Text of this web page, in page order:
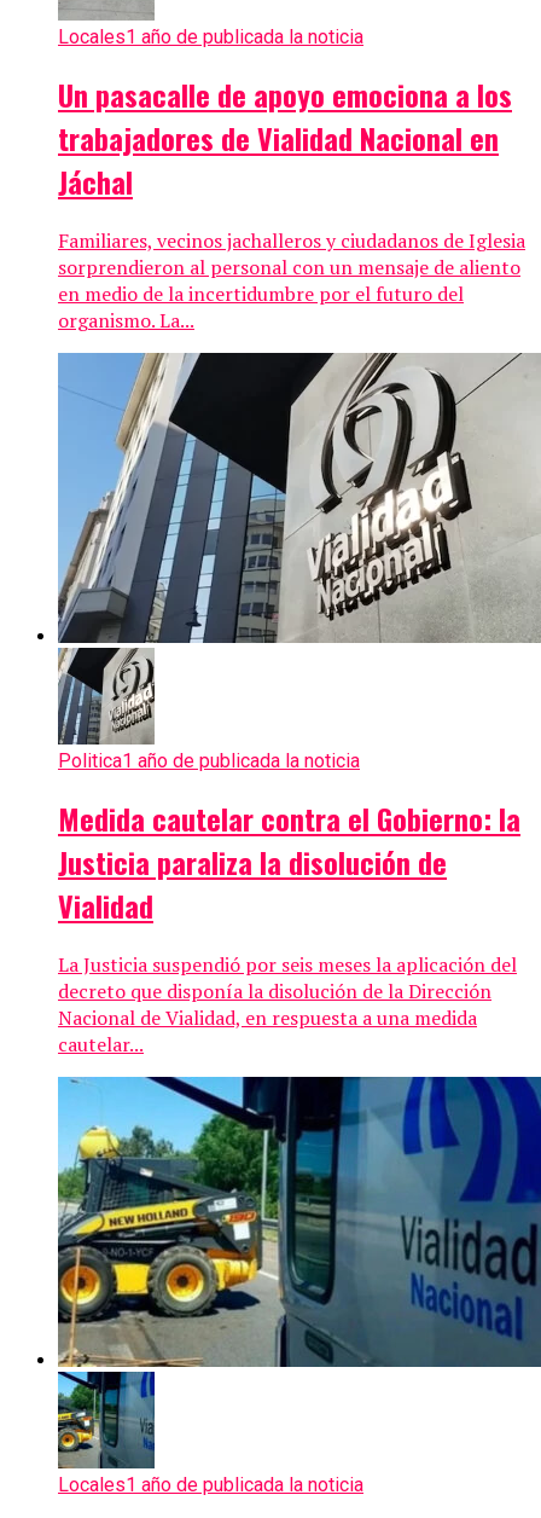
Locales1 año de publicada la noticia
Un pasacalle de apoyo emociona a los
trabajadores de Vialidad Nacional en
Jáchal
Familiares, vecinos jachalleros y ciudadanos de Iglesia
sorprendieron al personal con un mensaje de aliento
en medio de la incertidumbre por el futuro del
organismo. La...
Politica1 año de publicada la noticia
Medida cautelar contra el Gobierno: la
Justicia paraliza la disolución de
Vialidad
La Justicia suspendió por seis meses la aplicación del
decreto que disponía la disolución de la Dirección
Nacional de Vialidad, en respuesta a una medida
cautelar...
Locales1 año de publicada la noticia